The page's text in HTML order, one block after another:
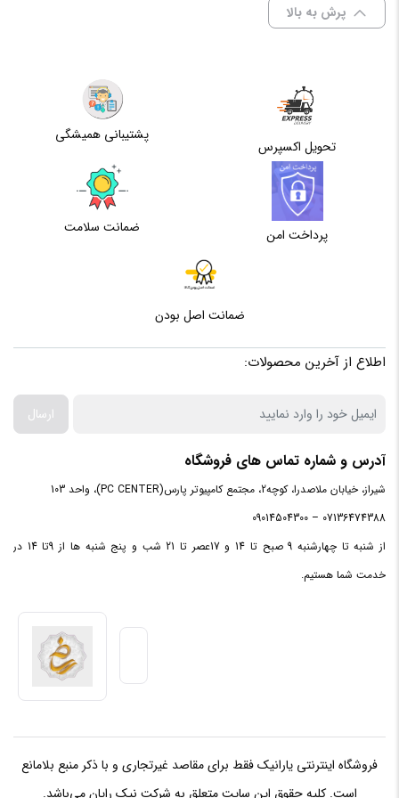
پیکربندی تک کاناله
مقدار
حافظه
4G
هر ماژول
4 گیگابایت
KINGSTON DDR3 1333”
پرش به بالا
تحویل اکسپرس
پشتیبانی همیشگی
پرداخت امن ضمانت سلامت
ضمانت اصل بودن
اطلاع از آخرین محصولات:
ارسال
آدرس و شماره تماس های فروشگاه
شیراز، خیابان ملاصدرا، کوچه2، مجتمع کامپیوتر پارس(PC CENTER)، واحد 103
07136474388 – 09014504300
از شنبه تا چهارشنبه 9 صبح تا 14 و 17عصر تا 21 شب و پنج شنبه ها از 9تا 14 در
خدمت شما هستیم.
فروشگاه اینترنتی یارانیک فقط برای مقاصد غیرتجاری و با ذکر منبع بلامانع
است. کلیه حقوق این سایت متعلق به شرکت نیک رایان می‌باشد.